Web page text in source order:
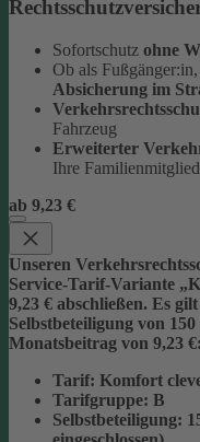
Sofortschutz ohne
Ob als
Absicherung im
Fahrzeug
Erweiterter
Ihre
ab 9,23 €
Unseren
Service-Tarif-Variante
9,23 € abschließen. Es
Selbstbeteiligung von 150
Monatsbeitrag von 9,23 €:
Tarif: Komfort
Tarifgruppe: B
Selbstbeteiligung: